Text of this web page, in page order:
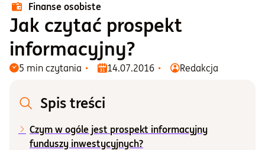
Emerytura
Inwestycje
Blog
Centrum pomocy
Finanse osobiste
Jak czytać prospekt
informacyjny?
5 min czytania 14.07.2016 Redakcja
Spis treści
Czym w ogóle jest prospekt informacyjny
funduszy inwestycyjnych?